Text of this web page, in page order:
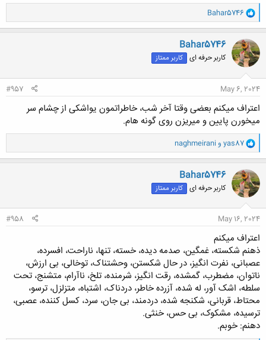
و
ا
ک
ن
ش
ه
ا
Bahar5746
Bahar5746
کاربر حرفه ای کاربر ممتاز
May 6, 2024
#957
اعتراف میکنم بعضی وقتا آخر شب، خاطراتمون یواشکی از چشام سر
میخورن پایین و میریزن روی گونه هام.
و
ا
ک
ن
ش
ه
ا
yas87 و naghmeirani
Bahar5746
کاربر حرفه ای کاربر ممتاز
May 16, 2024
#958
اعتراف میکنم
ذهنم شکسته، غمگین، صدمه دیده، خسته، تنها، ناراحت، افسرده،
عصبانی، نفرت انگیز، در حال شکستن، وحشتناک، توخالی، بی ارزش،
ناتوان، مضطرب، گمشده، رقت انگیز، شرمنده، تلخ، ناآرام، متشنج، تحت
سلطه، اشک آور، له شده، آزرده خاطر، دردناک، اشتباه، متزلزل، ترسو،
محتاط، قربانی، شکنجه شده، دردمند، بی جان، سرد، کسل کننده، عصبی،
ترسیده، مشکوک، بی حس، خنثی.
دهنم: خوبم.